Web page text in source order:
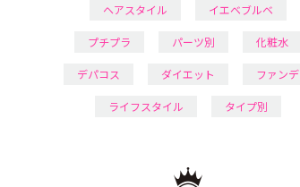
ヘアスタイル イエベブルベ
プチプラ パーツ別 化粧水
デパコス ダイエット ファンデ
ライフスタイル タイプ別